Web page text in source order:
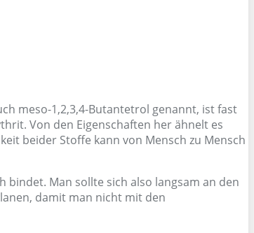
meso-1,2,3,4-Butantetrol genannt, ist fast
Von den Eigenschaften her ähnelt es
beider Stoffe kann von Mensch zu Mensch
bindet. Man sollte sich also langsam an den
damit man nicht mit den